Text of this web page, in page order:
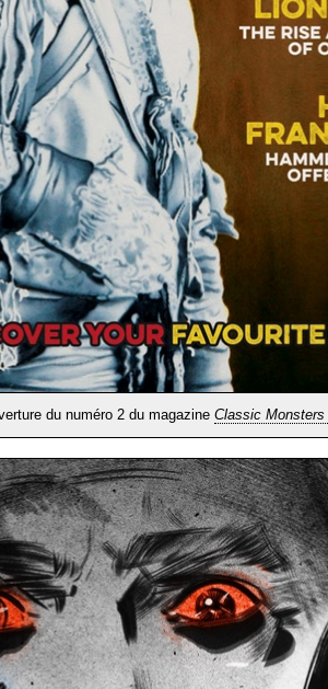
du numéro 2 du magazine Classic